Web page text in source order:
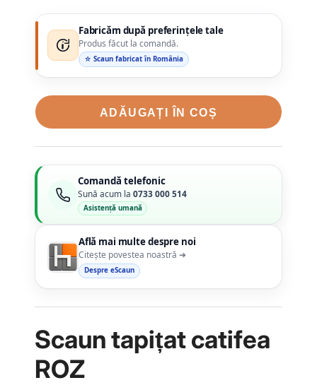
Fabricăm după preferințele tale
Produs făcut la comandă.
☆ Scaun fabricat în România
ADĂUGAȚI ÎN COȘ
Comandă telefonic
Sună acum la0733 000 514
Asistență umană
Află mai multe despre noi
Citește povestea noastră ➜
Despre eScaun
Scaun tapițat catifea
ROZ